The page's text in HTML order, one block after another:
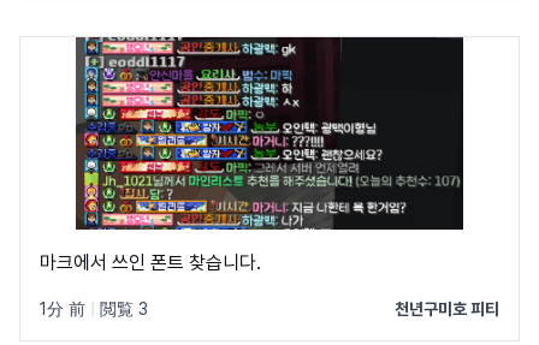
마크에서 쓰인 폰트 찾습니다.
1分 前 閲覧 3 천년구미호 피티